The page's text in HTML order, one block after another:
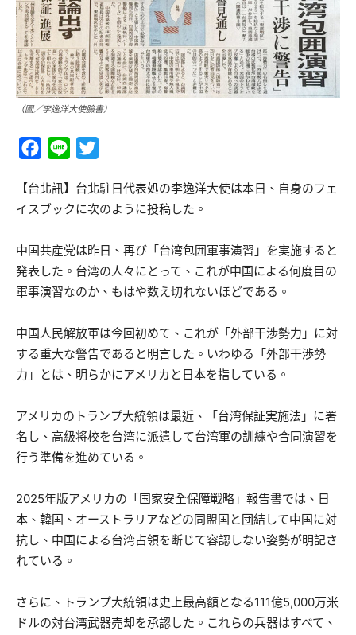
（圖／李逸洋大使臉書）
Facebook
Line
【台北訊】台北駐日代表処の李逸洋大使は本日、自身のフェ
イスブックに次のように投稿した。
中国共産党は昨日、再び「台湾包囲軍事演習」を実施すると
発表した。台湾の人々にとって、これが中国による何度目の
軍事演習なのか、もはや数え切れないほどである。
中国人民解放軍は今回初めて、これが「外部干渉勢力」に対
する重大な警告であると明言した。いわゆる「外部干渉勢
力」とは、明らかにアメリカと日本を指している。
アメリカのトランプ大統領は最近、「台湾保証実施法」に署
名し、高級将校を台湾に派遣して台湾軍の訓練や合同演習を
行う準備を進めている。
2025年版アメリカの「国家安全保障戦略」報告書では、日
本、韓国、オーストラリアなどの同盟国と団結して中国に対
抗し、中国による台湾占領を断じて容認しない姿勢が明記さ
れている。
さらに、トランプ大統領は史上最高額となる111億5,000万米
ドルの対台湾武器売却を承認した。これらの兵器はすべて、